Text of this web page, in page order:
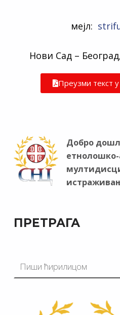
мејл:
Нови Сад –
Преузми текст
Добро
ПРЕТРАГА